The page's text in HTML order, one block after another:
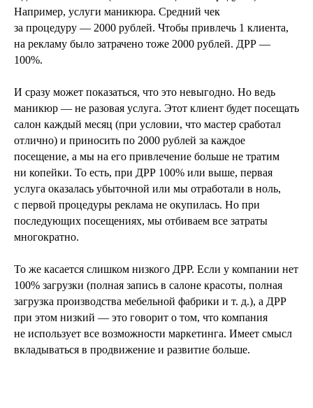
Например, услуги маникюра. Средний чек
за процедуру — 2000 рублей. Чтобы привлечь 1 клиента,
на рекламу было затрачено тоже 2000 рублей. ДРР —
100%.
И сразу может показаться, что это невыгодно. Но ведь
маникюр — не разовая услуга. Этот клиент будет посещать
салон каждый месяц (при условии, что мастер сработал
отлично) и приносить по 2000 рублей за каждое
посещение, а мы на его привлечение больше не тратим
ни копейки. То есть, при ДРР 100% или выше, первая
услуга оказалась убыточной или мы отработали в ноль,
с первой процедуры реклама не окупилась. Но при
последующих посещениях, мы отбиваем все затраты
многократно.
То же касается слишком низкого ДРР. Если у компании нет
100% загрузки (полная запись в салоне красоты, полная
загрузка производства мебельной фабрики и т. д.), а ДРР
при этом низкий — это говорит о том, что компания
не использует все возможности маркетинга. Имеет смысл
вкладываться в продвижение и развитие больше.